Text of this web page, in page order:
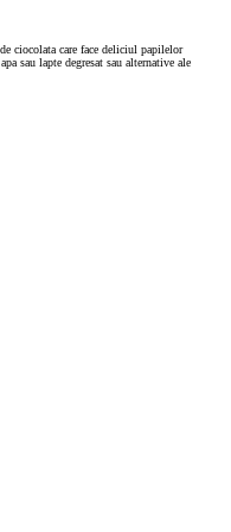
ciocolata care face deliciul papilelor
sau lapte degresat sau alternative ale